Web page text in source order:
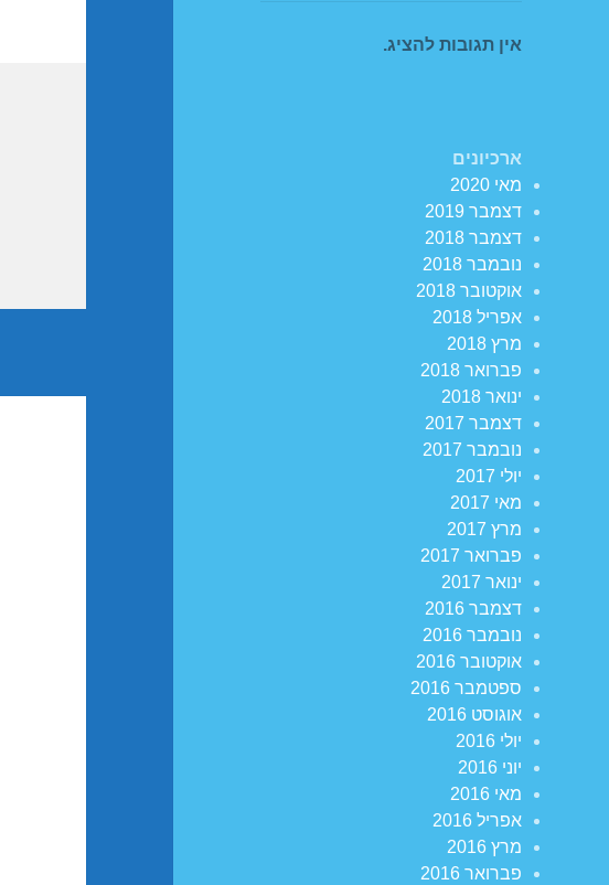
אין תגובות להציג.
ארכיונים
מאי 2020
דצמבר 2019
דצמבר 2018
נובמבר 2018
אוקטובר 2018
אפריל 2018
מרץ 2018
פברואר 2018
ינואר 2018
דצמבר 2017
נובמבר 2017
יולי 2017
מאי 2017
מרץ 2017
פברואר 2017
ינואר 2017
דצמבר 2016
נובמבר 2016
אוקטובר 2016
ספטמבר 2016
אוגוסט 2016
יולי 2016
יוני 2016
מאי 2016
אפריל 2016
מרץ 2016
פברואר 2016